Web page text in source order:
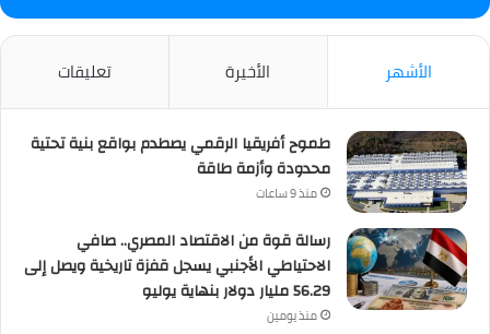
الأشهر الأخيرة تعليقات
طموح أفريقيا الرقمي يصطدم بواقع بنية تحتية
محدودة وأزمة طاقة
منذ 9 ساعات
رسالة قوة من الاقتصاد المصري.. صافي
الاحتياطي الأجنبي يسجل قفزة تاريخية ويصل إلى
56.29 مليار دولار بنهاية يوليو
منذ يومين